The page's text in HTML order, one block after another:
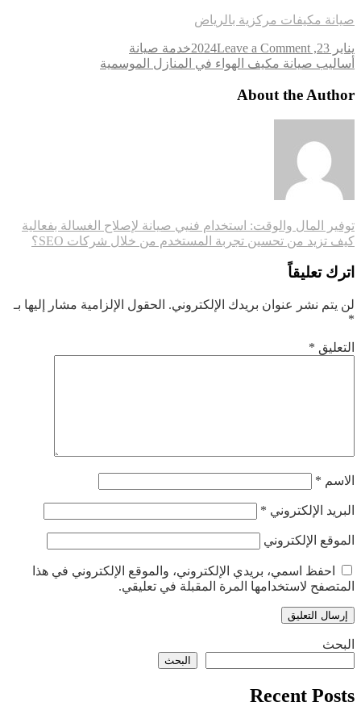
صيانة مكيفات مركزية بالرياض
يناير 23, 2024 Leave a Comment
on
أساليب
خدمة صيانة
Tags
أساليب صيانة مكيف الهواء في المنازل الموسمية
About the Author
تصفّح
المقالات
توفير المال والوقت: استخدام فنيي صيانة لإصلاح الغسالة بفعالية
كيف تزيد من تحسين تجربة المستخدم من خلال شركات SEO؟
اترك تعليقاً
لن يتم نشر عنوان بريدك الإلكتروني. الحقول الإلزامية مشار إليها بـ
*
التعليق *
الاسم *
البريد الإلكتروني *
الموقع الإلكتروني
احفظ اسمي، بريدي الإلكتروني، والموقع الإلكتروني في هذا
المتصفح لاستخدامها المرة المقبلة في تعليقي.
البحث
البحث
Recent Posts